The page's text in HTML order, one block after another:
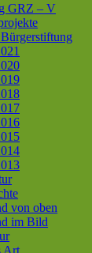
GRZ – V
von oben
im Bild
Art